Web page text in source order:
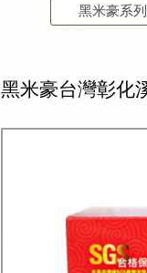
黑米豪系列
黑米豪台灣彰化